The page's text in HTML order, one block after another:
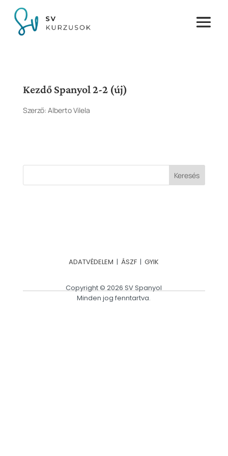
Kezdő Spanyol 2-2 (új)
Szerző: Alberto Vilela
Keresés
ADATVÉDELEM | ÁSZF |GYIK
Copyright © 2026 SV Spanyol
Minden jog fenntartva.